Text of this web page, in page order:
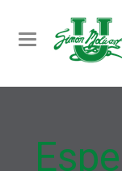
Toggle